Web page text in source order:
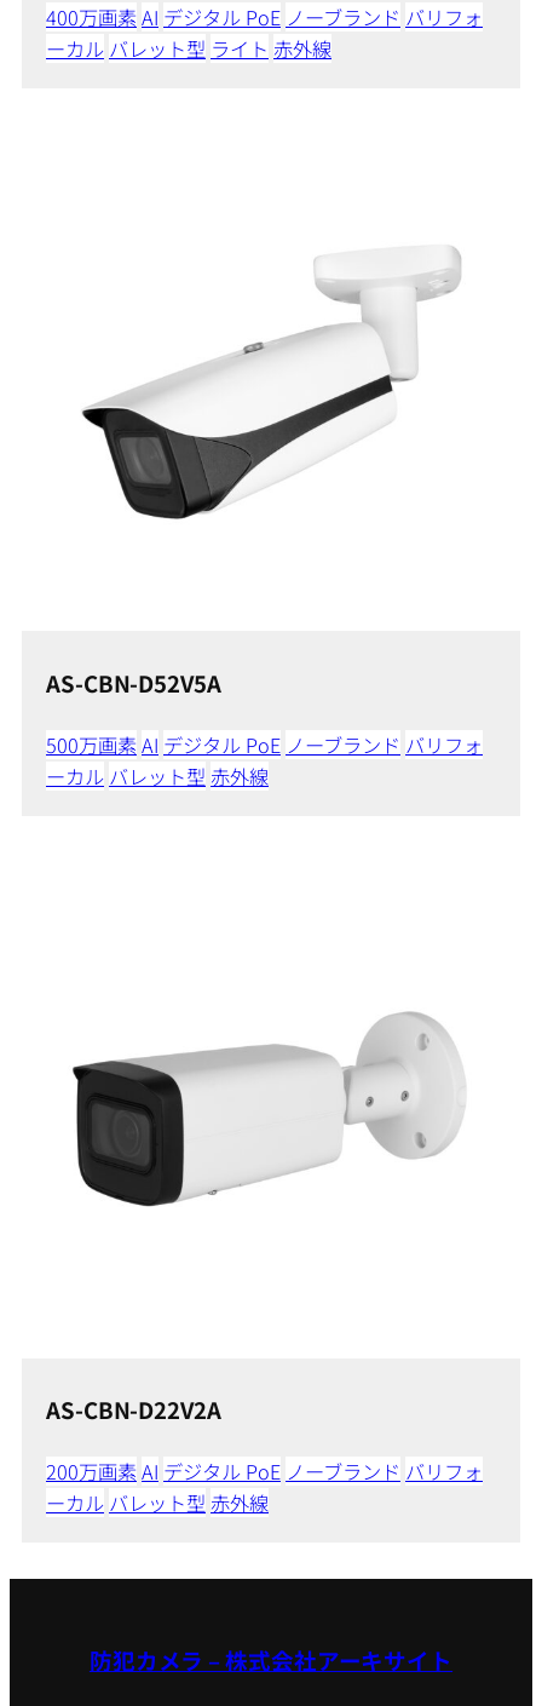
400万画素AI デジタル PoE ノーブランド バリフォ
ーカル バレット型 ライト 赤外線
AS-CBN-D52V5A
500万画素AI デジタル PoE ノーブランド バリフォ
ーカル バレット型 赤外線
AS-CBN-D22V2A
200万画素AI デジタル PoE ノーブランド バリフォ
ーカル バレット型 赤外線
防犯カメラ – 株式会社アーキサイト